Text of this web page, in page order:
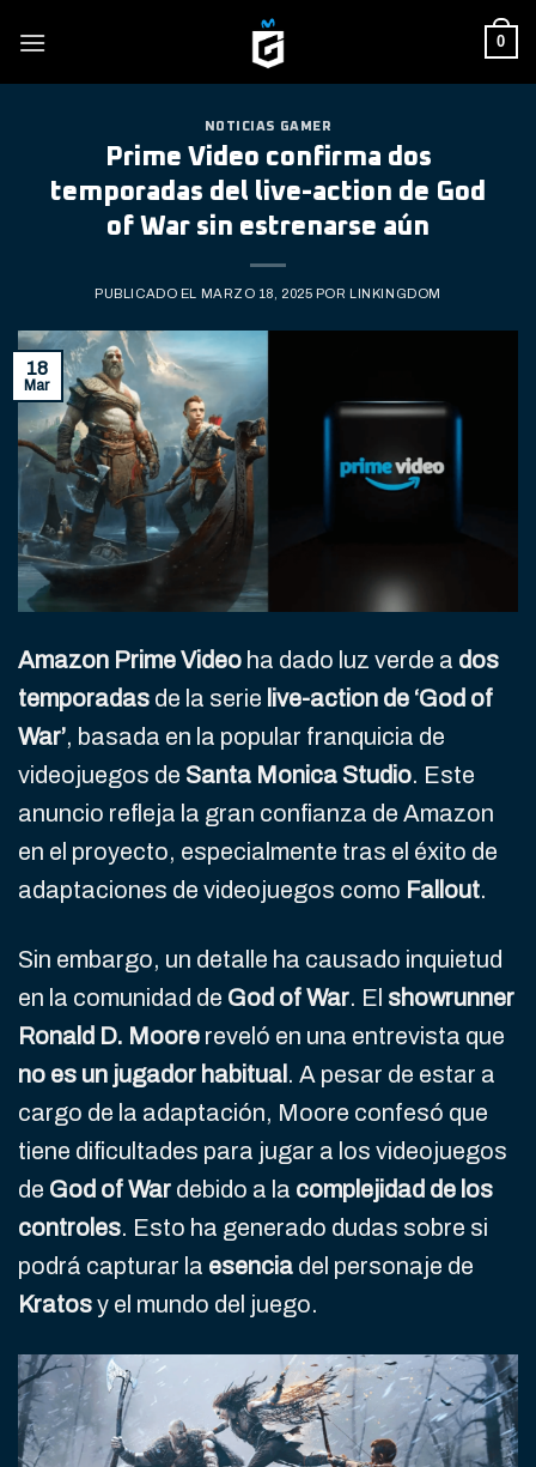
0
NOTICIAS GAMER
Prime Video confirma dos
temporadas del live-action de God
of War sin estrenarse aún
PUBLICADO EL MARZO 18, 2025 POR LINKINGDOM
18
Mar
Amazon Prime Video ha dado luz verde a dos
temporadas de la serie live-action de ‘God of
War’, basada en la popular franquicia de
videojuegos de Santa Monica Studio. Este
anuncio refleja la gran confianza de Amazon
en el proyecto, especialmente tras el éxito de
adaptaciones de videojuegos como Fallout.
Sin embargo, un detalle ha causado inquietud
en la comunidad de God of War. El showrunner
Ronald D. Moore reveló en una entrevista que
no es un jugador habitual . A pesar de estar a
cargo de la adaptación, Moore confesó que
tiene dificultades para jugar a los videojuegos
de God of War debido a la complejidad de los
controles. Esto ha generado dudas sobre si
podrá capturar la esencia del personaje de
Kratosy el mundo del juego.